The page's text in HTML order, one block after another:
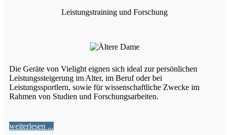
Leistungstraining und Forschung
Die Geräte von Vielight eignen sich ideal zur persönlichen
Leistungssteigerung im Alter, im Beruf oder bei
Leistungssportlern, sowie für wissenschaftliche Zwecke im
Rahmen von Studien und Forschungsarbeiten.
weiterlesen ...